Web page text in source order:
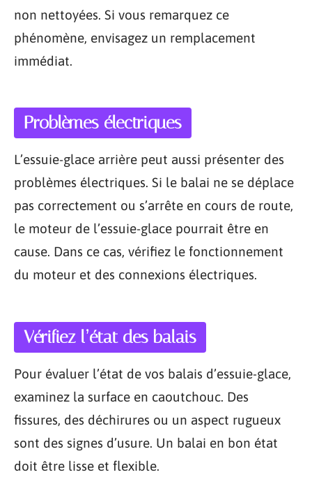
non nettoyées. Si vous remarquez ce
phénomène, envisagez un remplacement
immédiat.
Problèmes électriques
L’essuie-glace arrière peut aussi présenter des
problèmes électriques. Si le balai ne se déplace
pas correctement ou s’arrête en cours de route,
le moteur de l’essuie-glace pourrait être en
cause. Dans ce cas, vérifiez le fonctionnement
du moteur et des connexions électriques.
Vérifiez l’état des balais
Pour évaluer l’état de vos balais d’essuie-glace,
examinez la surface en caoutchouc. Des
fissures, des déchirures ou un aspect rugueux
sont des signes d’usure. Un balai en bon état
doit être lisse et flexible.